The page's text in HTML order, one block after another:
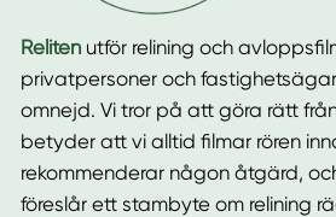
Relitenutför relining och
privatpersoner och
omnejd. Vi tror på att göra rätt
betyder att vi alltid filmar rören
rekommenderar någon åtgärd,
föreslår ett stambyte om relining